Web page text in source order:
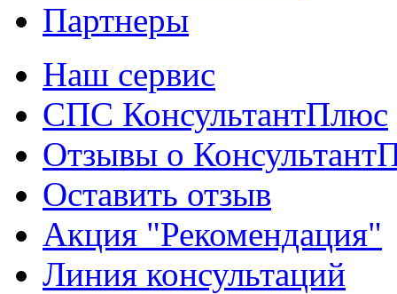
Партнеры
Наш сервис
СПС КонсультантПлюс
Отзывы о
Оставить отзыв
Акция "Рекомендация"
Линия консультаций